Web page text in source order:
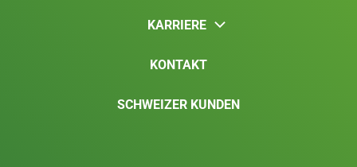
KARRIERE
KONTAKT
SCHWEIZER KUNDEN